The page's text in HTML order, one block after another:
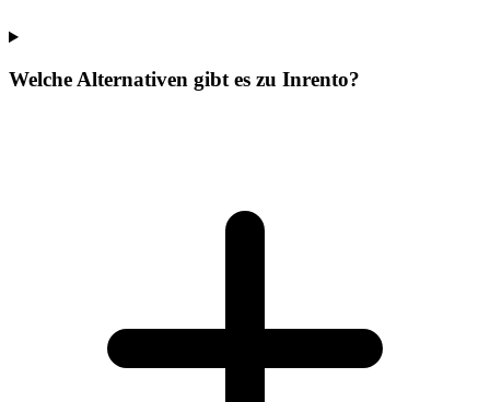
Welche Alternativen gibt es zu Inrento?